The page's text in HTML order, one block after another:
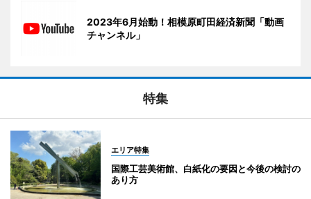
2023年6月始動！相模原町田経済新聞「動画
チャンネル」
特集
エリア特集
国際工芸美術館、白紙化の要因と今後の検討の
あり方